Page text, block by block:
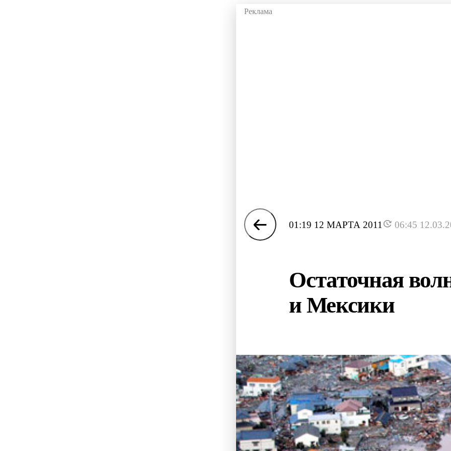
01:19 12 МАРТА 2011 06:45
Остаточная
и Мексики